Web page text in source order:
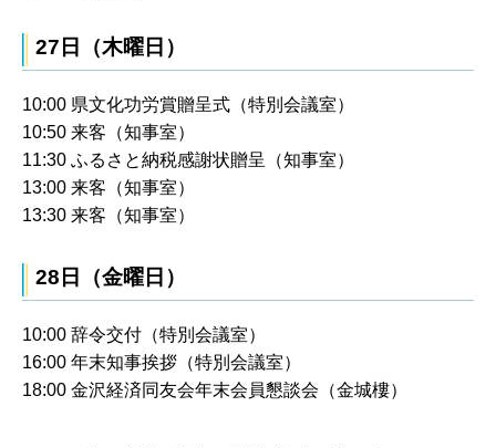
27日（木曜日）
10:00 県文化功労賞贈呈式（特別会議室）
10:50 来客（知事室）
11:30 ふるさと納税感謝状贈呈（知事室）
13:00 来客（知事室）
13:30 来客（知事室）
28日（金曜日）
10:00 辞令交付（特別会議室）
16:00 年末知事挨拶（特別会議室）
18:00 金沢経済同友会年末会員懇談会（金城樓）